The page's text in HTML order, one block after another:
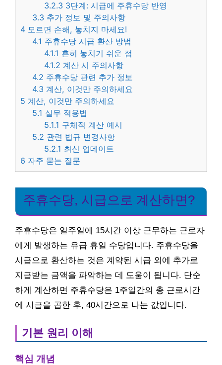
3.2.3 3단계: 시급에 주휴수당 반영
3.3 추가 정보 및 주의사항
4 모르면 손해, 놓치지 마세요!
4.1 주휴수당 시급 환산 방법
4.1.1 흔히 놓치기 쉬운 점
4.1.2 계산 시 주의사항
4.2 주휴수당 관련 추가 정보
4.3 계산, 이것만 주의하세요
5 계산, 이것만 주의하세요
5.1 실무 적용법
5.1.1 구체적 계산 예시
5.2 관련 법규 변경사항
5.2.1 최신 업데이트
6 자주 묻는 질문
주휴수당, 시급으로 계산하면?
주휴수당은 일주일에 15시간 이상 근무하는 근로자
에게 발생하는 유급 휴일 수당입니다. 주휴수당을
시급으로 환산하는 것은 계약된 시급 외에 추가로
지급받는 금액을 파악하는 데 도움이 됩니다. 단순
하게 계산하면 주휴수당은 1주일간의 총 근로시간
에 시급을 곱한 후, 40시간으로 나눈 값입니다.
기본 원리 이해
핵심 개념